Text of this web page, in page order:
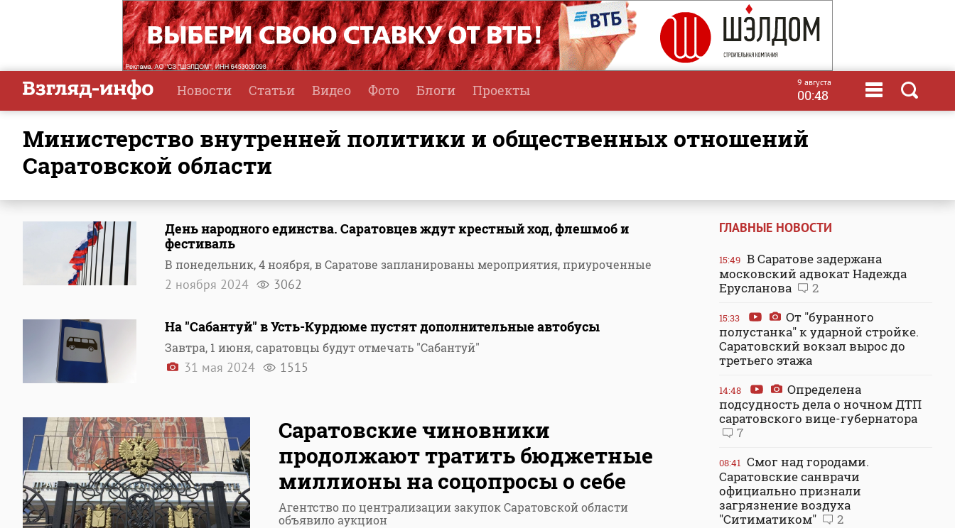
Новости Статьи Видео Фото Блоги Проекты 9 августа
00:48
министерство внутренней политики и общественных отношений
Саратовской области
День народного единства. Саратовцев ждут крестный ход, флешмоб и
фестиваль
В понедельник, 4 ноября, в Саратове запланированы мероприятия, приуроченные
2 ноября 2024 3062
На "Сабантуй" в Усть-Курдюме пустят дополнительные автобусы
Завтра, 1 июня, саратовцы будут отмечать "Сабантуй"
31 мая 2024 1515
Саратовские чиновники
продолжают тратить бюджетные
миллионы на соцопросы о себе
Агентство по централизации закупок Саратовской области
объявило аукцион
ГЛАВНЫЕ НОВОСТИ
15:49 В Саратове задержана
московский адвокат Надежда
Ерусланова
2
15:33
От "буранного
полустанка" к ударной стройке.
Саратовский вокзал вырос до
третьего этажа
14:48
Определена
подсудность дела о ночном ДТП
саратовского вице-губернатора
7
08:41 Смог над городами.
Саратовские санврачи
официально признали
загрязнение воздуха
"Ситиматиком"
2